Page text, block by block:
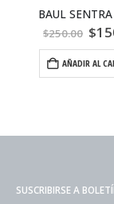
BAUL
$250.00 $
AÑADIR AL
SUSCRIBIRSE A